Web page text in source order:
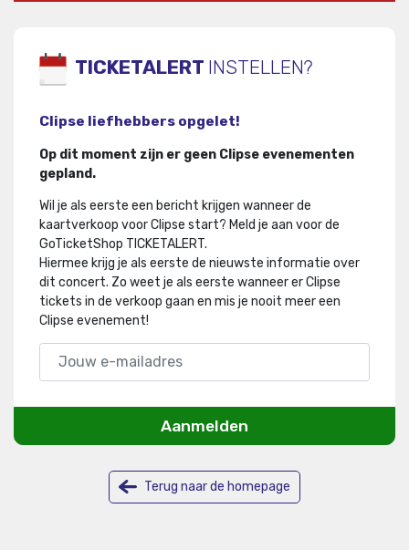
TICKETALERT INSTELLEN?
Clipse liefhebbers opgelet!
Op dit moment zijn er geen Clipse evenementen
gepland.
Wil je als eerste een bericht krijgen wanneer de
kaartverkoop voor Clipse start? Meld je aan voor de
GoTicketShop TICKETALERT.
Hiermee krijg je als eerste de nieuwste informatie over
dit concert. Zo weet je als eerste wanneer er Clipse
tickets in de verkoop gaan en mis je nooit meer een
Clipse evenement!
Aanmelden
Terug naar de homepage